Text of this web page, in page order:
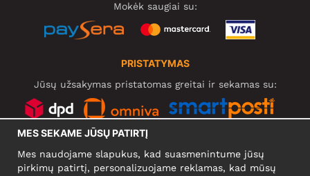
Mokėk saugiai su:
PRISTATYMAS
Jūsų užsakymas pristatomas greitai ir sekamas su:
MES SEKAME JŪSŲ PATIRTĮ
Mes naudojame slapukus, kad suasmenintume jūsų
pirkimų patirtį, personalizuojame reklamas, kad mūsų